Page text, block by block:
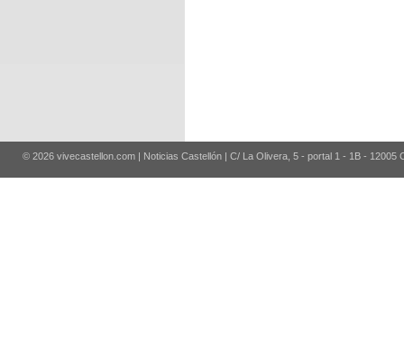
© 2026 vivecastellon.com | Noticias Castellón | C/ La Olivera, 5 - portal 1 - 1B - 12005